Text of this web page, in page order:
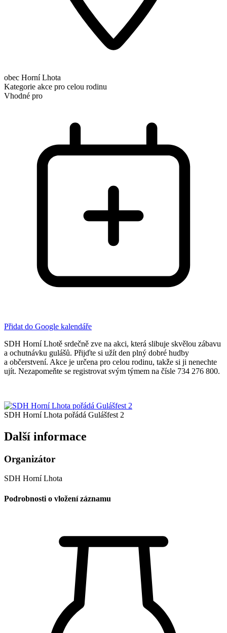
obec Horní Lhota
Kategorie akce pro celou rodinu
Vhodné pro
Přidat do Google kalendáře
SDH Horní Lhotě srdečně zve na akci, která slibuje skvělou zábavu
a ochutnávku gulášů. Přijďte si užít den plný dobré hudby
a občerstvení. Akce je určena pro celou rodinu, takže si ji nenechte
ujít. Nezapomeňte se registrovat svým týmem na čísle 734 276 800.
SDH Horní Lhota pořádá Gulášfest 2
Další informace
Organizátor
SDH Horní Lhota
Podrobnosti o vložení záznamu